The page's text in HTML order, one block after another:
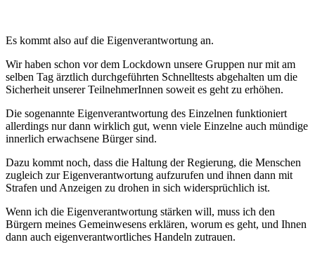
Es kommt also auf die Eigenverantwortung an.
Wir haben schon vor dem Lockdown unsere Gruppen nur mit am
selben Tag ärztlich durchgeführten Schnelltests abgehalten um die
Sicherheit unserer TeilnehmerInnen soweit es geht zu erhöhen.
Die sogenannte Eigenverantwortung des Einzelnen funktioniert
allerdings nur dann wirklich gut, wenn viele Einzelne auch mündige
innerlich erwachsene Bürger sind.
Dazu kommt noch, dass die Haltung der Regierung, die Menschen
zugleich zur Eigenverantwortung aufzurufen und ihnen dann mit
Strafen und Anzeigen zu drohen in sich widersprüchlich ist.
Wenn ich die Eigenverantwortung stärken will, muss ich den
Bürgern meines Gemeinwesens erklären, worum es geht, und Ihnen
dann auch eigenverantwortliches Handeln zutrauen.